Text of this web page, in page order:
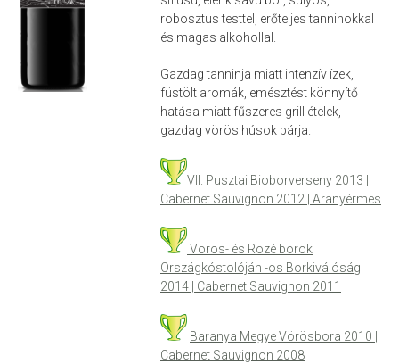
Juhfark
Olaszrizling
Muscat Ottonel
Merlot
Sauvignon Blanc
Tündérbor
Tramini
Tilia Cuvée
Szőlőlé
robosztus testtel, erőteljes tanninokkal
és magas alkohollal.
Gazdag tanninja miatt intenzív ízek,
füstölt aromák, emésztést könnyítő
hatása miatt fűszeres grill ételek,
gazdag vörös húsok párja.
VII. Pusztai Bioborverseny 2013 |
Cabernet Sauvignon 2012 | Aranyérmes
Vörös- és Rozé borok
Országkóstolóján -os Borkiválóság
2014 | Cabernet Sauvignon 2011
Baranya Megye Vörösbora 2010 |
Cabernet Sauvignon 2008